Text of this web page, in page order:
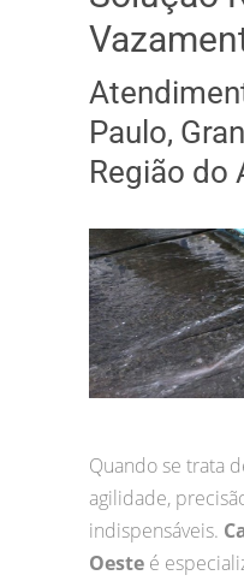
Paulo,
Região do
Quando se trata
agilidade,
indispensáveis.
Oeste é